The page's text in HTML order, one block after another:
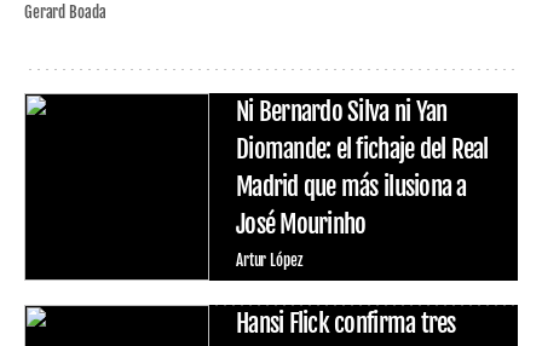
Gerard Boada
Ni Bernardo Silva ni Yan
Diomande: el fichaje del Real
Madrid que más ilusiona a
José Mourinho
Artur López
Hansi Flick confirma tres